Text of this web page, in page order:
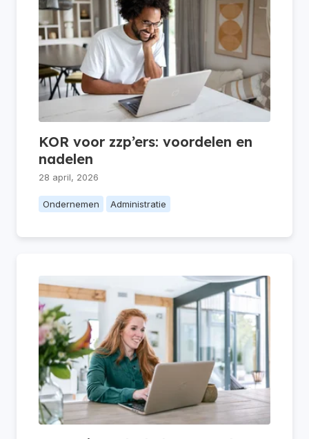
KOR voor zzp’ers: voordelen en
nadelen
28 april, 2026
Ondernemen Administratie